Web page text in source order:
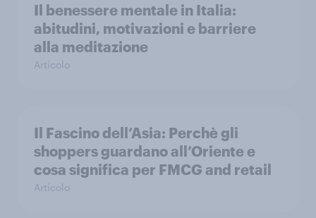
Il benessere mentale in Italia:
abitudini, motivazioni e barriere
alla meditazione
Articolo
Il Fascino dell’Asia: Perchè gli
shoppers guardano all’Oriente e
cosa significa per FMCG and retail
Articolo